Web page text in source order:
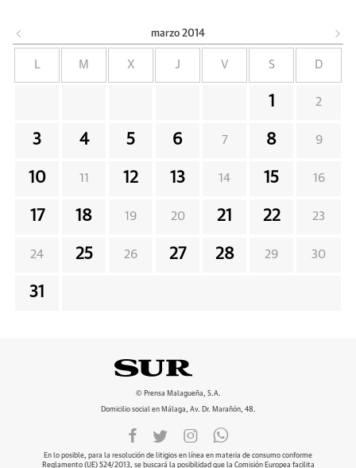
marzo 2014
L M X J V S D
1 2
3 4 5 6 7 8 9
10 11 12 13 14 15 16
17 18 19 20 21 22 23
24 25 26 27 28 29 30
31
© Prensa Malagueña, S.A.
Domicilio social en Málaga, Av. Dr. Marañón, 48.
En lo posible, para la resolución de litigios en línea en materia de consumo conforme
Reglamento (UE) 524/2013, se buscará la posibilidad que la Comisión Europea facilita